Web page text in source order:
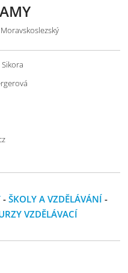
-ŠKOLY A VZDĚLÁVÁNÍ -
VZDĚLÁVACÍ